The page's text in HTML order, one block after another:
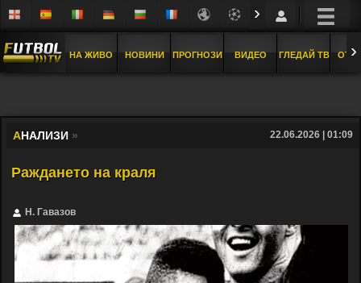
›
НА ЖИВО НОВИНИ ПРОГНОЗИ ВИДЕО ГЛЕДАЙ ТВ ›
АНАЛИЗИ » 22.06.2026 | 01:09
Раждането на краля
Н. Гавазов